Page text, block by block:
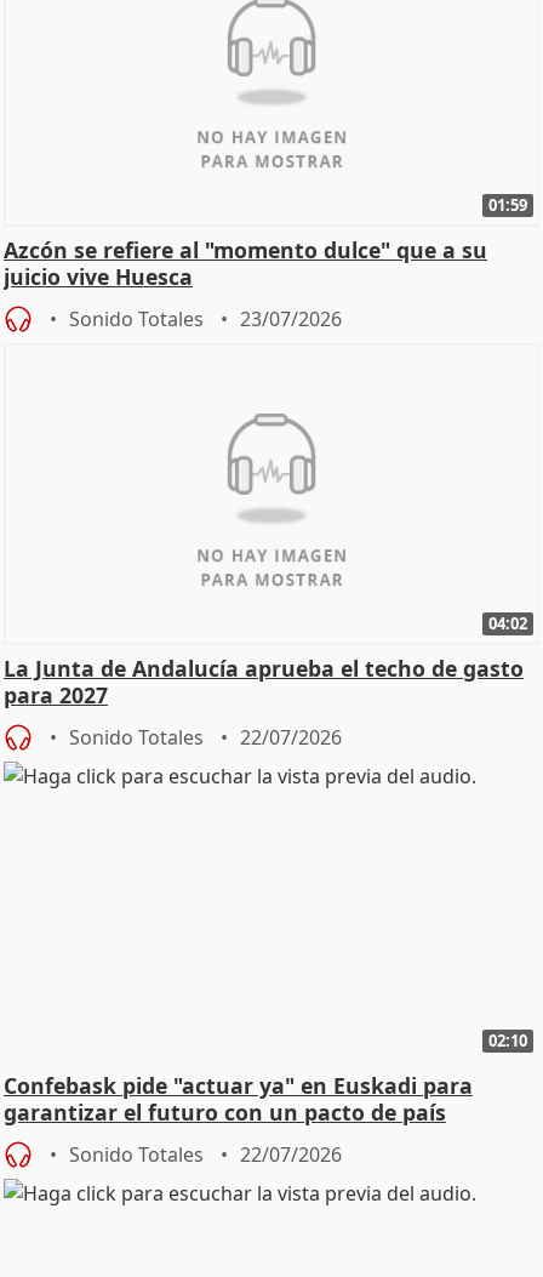
01:59
Azcón se refiere al "momento dulce" que a su
juicio vive Huesca
Sonido Totales 23/07/2026
04:02
La Junta de Andalucía aprueba el techo de gasto
para 2027
Sonido Totales 22/07/2026
02:10
Confebask pide "actuar ya" en Euskadi para
garantizar el futuro con un pacto de país
Sonido Totales 22/07/2026